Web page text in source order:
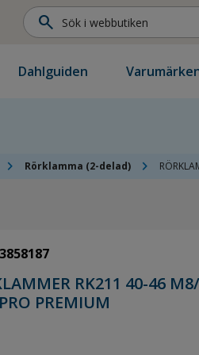
search
Dahlguiden
chevron_right Rörklamma (2-delad) chevron_right
3858187
RK211 40-46
PREMIUM